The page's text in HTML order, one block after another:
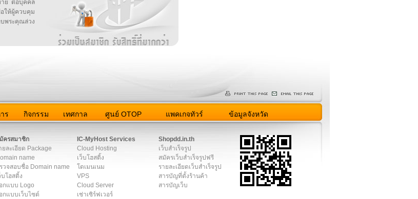
าย ต่อบุคคล
ให้ผู้ควบคุม
พระคุณล่วง
ร กิจกรรม เทศกาล ศูนย์ OTOP แพคเกจทัวร์ ข้อมูลจังหวัด
ครสมาชิก
ยละเอียด Package
name
วจสอบชื่อ Domain name
บโฮสติ้ง
กแบบ Logo
กแบบเว็บไซต์
IC-MyHost Services
Cloud Hosting
เว็บโฮสติ้ง
โดเมนเนม
VPS
Cloud Server
เช่าเซิร์ฟเวอร์
Shopdd.in.th
เว็บสำเร็จรูป
สมัครเว็บสำเร็จรูปฟรี
รายละเอียดเว็บสำเร็จรูป
สารบัญที่ตั้งร้านค้า
สารบัญเว็บ